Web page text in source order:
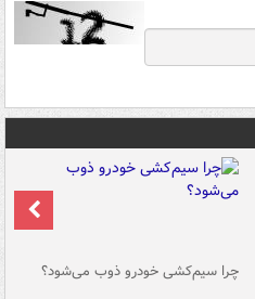
چرا سیم‌کشی خودرو ذوب می‌شود؟